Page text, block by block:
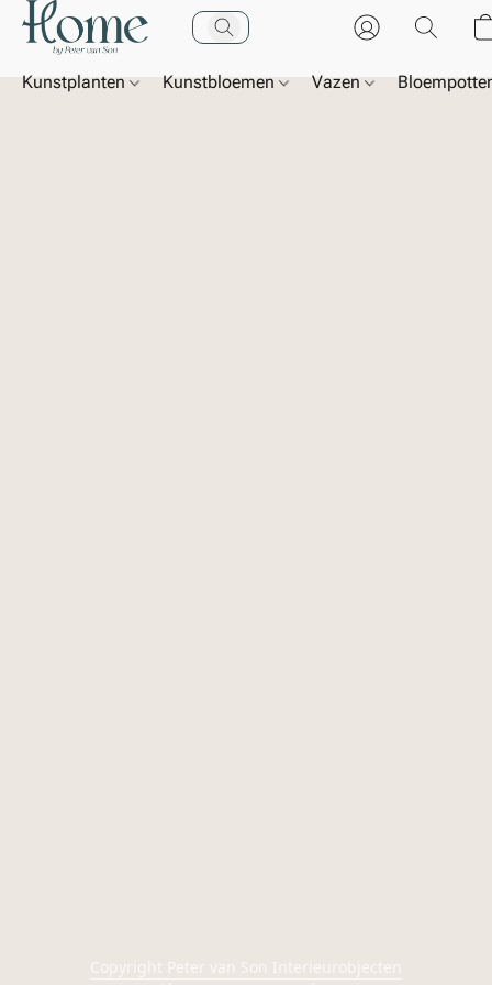
Kunstplanten Kunstbloemen Vazen
Copyright Peter van Son Interieurobjecten